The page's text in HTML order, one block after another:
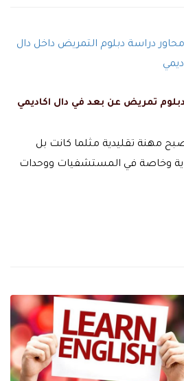
تمريض عن بعد في دال اكاديمي
مهنة تقليدية مثلما كانت بل
وخاصة في المستشفيات ووحدات